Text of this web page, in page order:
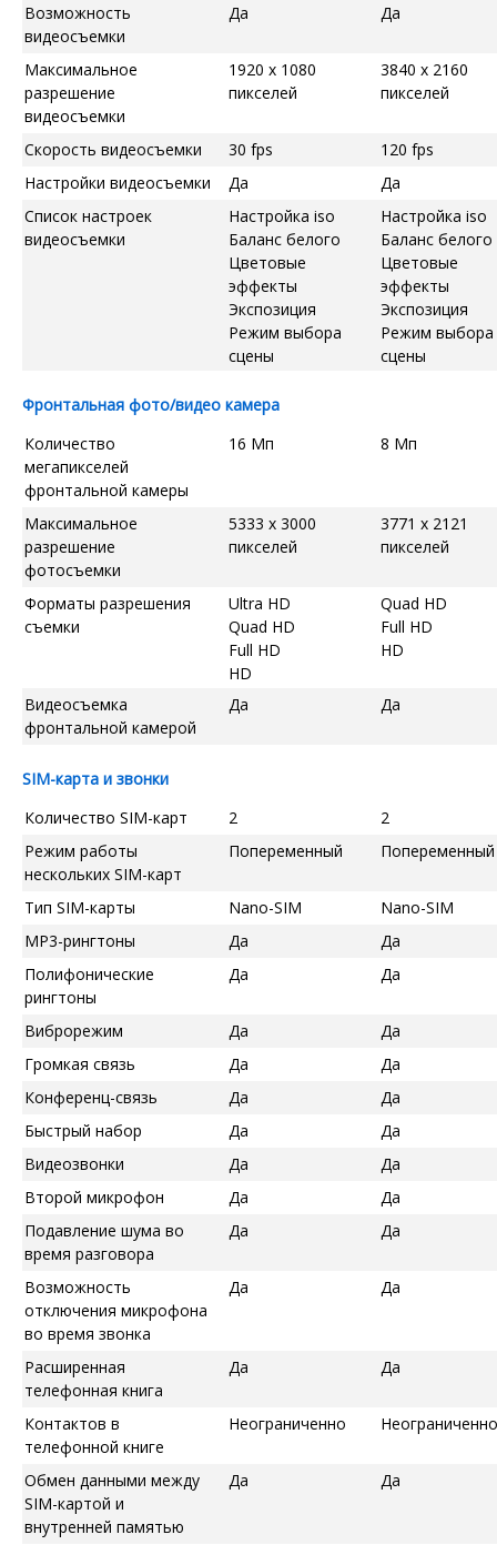
Возможность
видеосъемки
Да Да
Максимальное
разрешение
видеосъемки
1920 x 1080
пикселей
3840 x 2160
пикселей
Скорость видеосъемки 30 fps
120 fps
Настройки видеосъемки
Да
Да
Список настроек
видеосъемки
Настройка iso
Баланс белого
Цветовые
эффекты
Экспозиция
Режим выбора
сцены
Настройка iso
Баланс белого
Цветовые
эффекты
Экспозиция
Режим выбора
сцены
Фронтальная фото/видео камера
Количество
мегапикселей
фронтальной камеры
16 Мп 8 Мп
Максимальное
разрешение
фотосъемки
5333 x 3000
пикселей
3771 x 2121
пикселей
Форматы разрешения
съемки
Ultra HD
Quad HD
Full HD
HD
Quad HD
Full HD
HD
Видеосъемка
фронтальной камерой
Да Да
SIM-карта и звонки
Количество SIM-карт
2
2
Режим работы
нескольких SIM-карт
Попеременный Попеременный
Тип SIM-карты Nano-SIM
Nano-SIM
MP3-рингтоны
Да
Да
Полифонические
рингтоны
Да Да
Виброрежим Да
Да
Громкая связь
Да
Да
Конференц-связь
Да
Да
Быстрый набор
Да
Да
Видеозвонки
Да
Да
Второй микрофон
Да
Да
Подавление шума во
время разговора
Да Да
Возможность
отключения микрофона
во время звонка
Да Да
Расширенная
телефонная книга
Да Да
Контактов в
телефонной книге
Неограниченно Неограниченно
Обмен данными между
SIM-картой и
внутренней памятью
Да Да